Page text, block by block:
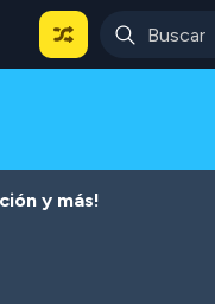
y más!